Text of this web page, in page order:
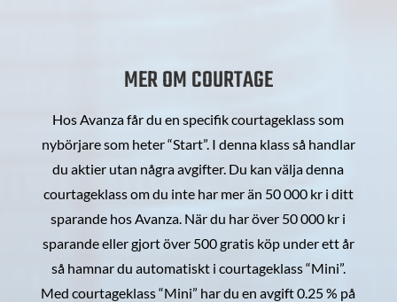
MER OM COURTAGE
Hos Avanza får du en specifik courtageklass som
nybörjare som heter “Start”. I denna klass så handlar
du aktier utan några avgifter. Du kan välja denna
courtageklass om du inte har mer än 50 000 kr i ditt
sparande hos Avanza. När du har över 50 000 kr i
sparande eller gjort över 500 gratis köp under ett år
så hamnar du automatiskt i courtageklass “Mini”.
Med courtageklass “Mini” har du en avgift 0.25 % på